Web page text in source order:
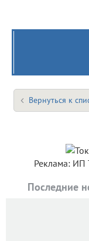
Вернуться к
Реклама:
Последние